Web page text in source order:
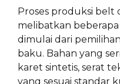
Proses produksi
melibatkan
dimulai dari
baku. Bahan yang
karet sintetis, serat
yang sesuai standar